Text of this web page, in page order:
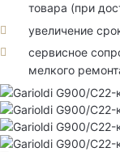
товара (при
увеличение
сервисное
мелкого